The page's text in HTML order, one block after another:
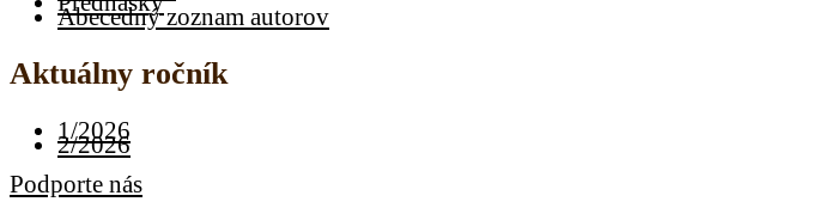
Abecedný zoznam autorov
Aktuálny ročník
1/2026
2/2026
Podporte nás